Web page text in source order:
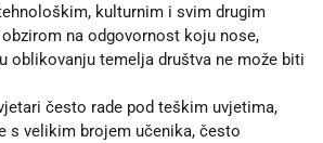
kulturnim i svim drugim
na odgovornost koju nose,
oblikovanju temelja društva ne može biti
često rade pod teškim uvjetima,
s velikim brojem učenika, često